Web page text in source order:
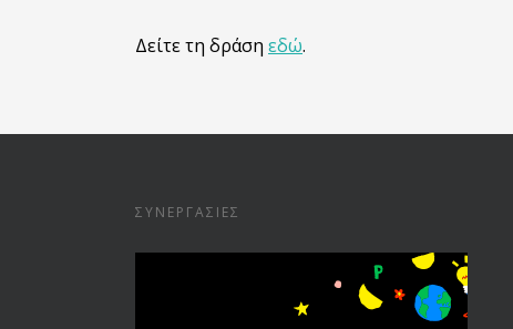
Δείτε τη δράση εδώ.
ΣΥΝΕΡΓΑΣΊΕΣ